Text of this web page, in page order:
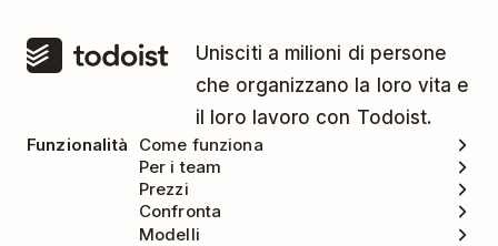
a destra.
Integrazioni.
Todoist - todoist.come clicca per
deselezionare sulla casella di spunta a
Unisciti a milioni di persone
che organizzano la loro vita e
il loro lavoro con Todoist.
Funzionalità
Come funziona
Per i team
Prezzi
Confronta
Modelli